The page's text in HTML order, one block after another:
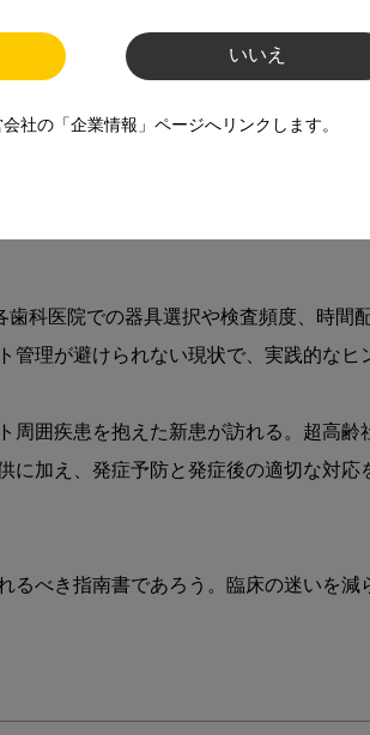
いいえ
社の「企業情報」ページへリンクします。
リスク因子、骨吸収・軟組織変化の捉
解できる”ように構成され、インプラ
療法におけるサブマージ／ノンサブマ
科医院での器具選択や検査頻度、時間
理が避けられない現状で、実践的なヒ
囲疾患を抱えた新患が訪れる。超高
加え、発症予防と発症後の適切な対
べき指南書であろう。臨床の迷いを